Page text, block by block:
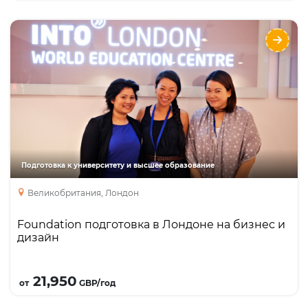
Подготовка к университету и высшее образование
Великобритания, Лондон
Foundation подготовка в Лондоне на бизнес и
дизайн
от21,950 GBP/год
Foundation подготовка в Лондоне на бизнес
и дизайн
Курсы
Языки
Foundation
Year one
Academic English